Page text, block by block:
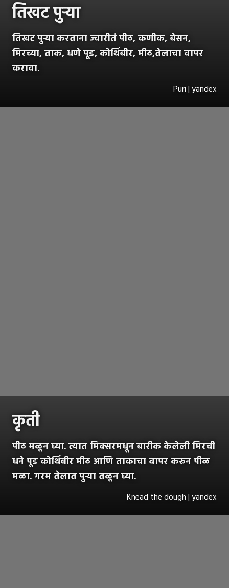
तिखट पुऱ्या
तिखट पुऱ्या करताना ज्वारीतं पीठ, कणीक, बेसन,
मिरच्या, ताक, धणे पूड, कोथिंबीर, मीठ,तेलाचा वापर
करावा.
Puri | yandex
कृती
पीठ मळून घ्या. त्यात मिक्सरमधून बारीक केलेली मिरची
धने पूड कोथिंबीर मीठ आणि ताकाचा वापर करुन पीळ
मळा. गरम तेलात पुऱ्या तळून घ्या.
Knead the dough | yandex